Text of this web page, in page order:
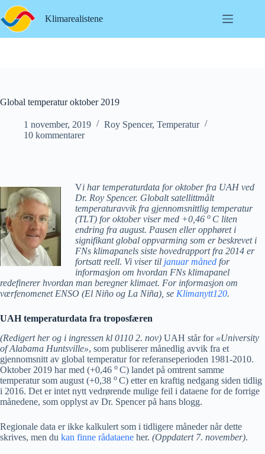
Hopp
til
innholdet
Klimarealistene
Global temperatur oktober 2019
1 november, 2019 Roy Spencer, Temperatur
10 kommentarer
Vi har temperaturdata for oktober fra UAH ved
Dr. Roy Spencer. Globalt satellittmålt
temperaturavvik fra gjennomsnittlig temperatur
(TLT) for oktober viser med +0,46 o C liten
endring fra august. Pausen eller opphøret i
signifikant global oppvarming som er beskrevet i
FNs klimapanels siste hovedrapport fra 2014 er
fortsatt reell. Vi viser til januar måned for
informasjon om hvordan FNs klimapanel
redefinerer hvordan man beregner klimaet. For informasjon om
værfenomenet ENSO (El Niño og La Niña), se Klimanytt120.
UAH temperaturdata fra troposfæren
(Redigert her og i ingressen kl 0110 2. nov) UAH står for «University
of Alabama Huntsville», som publiserer månedlig avvik fra et
gjennomsnitt av global temperatur for referanseperioden 1981-2010.
Oktober 2019 har med (+0,46 o C) landet på omtrent samme
temperatur som august (+0,38 o C) etter en kraftig nedgang siden tidlig
i 2016. Det er intet nytt vedrørende mulige feil i dataene for de forrige
månedene, som opplyst av Dr. Spencer på hans blogg.
Regionale data er ikke kalkulert som i tidligere måneder når dette
skrives, men du kan finne rådataene her. (Oppdatert 7. november).